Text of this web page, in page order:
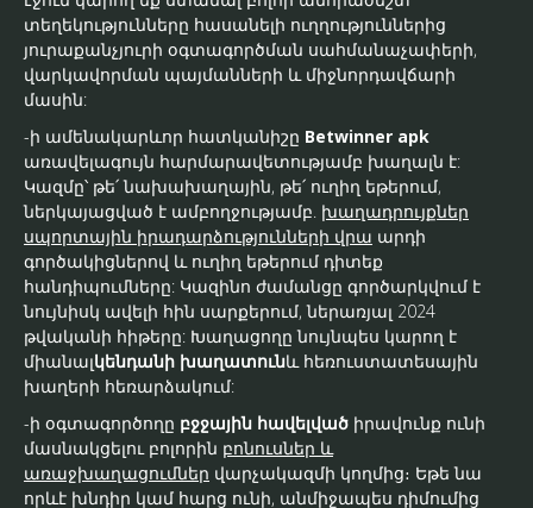
տեղեկությունները հասանելի ուղղություններից
յուրաքանչյուրի օգտագործման սահմանաչափերի,
վարկավորման պայմանների և միջնորդավճարի
մասին:
-ի ամենակարևոր հատկանիշը Betwinner apk
առավելագույն հարմարավետությամբ խաղալն է:
Կազմը՝ թե՛ նախախաղային, թե՛ ուղիղ եթերում,
ներկայացված է ամբողջությամբ. խաղադրույքներ
սպորտային իրադարձությունների վրա արդի
գործակիցներով և ուղիղ եթերում դիտեք
հանդիպումները: Կազինո ժամանցը գործարկվում է
նույնիսկ ավելի հին սարքերում, ներառյալ 2024
թվականի հիթերը: Խաղացողը նույնպես կարող է
միանալկենդանի խաղատունև հեռուստատեսային
խաղերի հեռարձակում:
-ի օգտագործողը բջջային հավելված իրավունք ունի
մասնակցելու բոլորին բոնուսներ և
առաջխաղացումներ վարչակազմի կողմից։ Եթե ​​նա
որևէ խնդիր կամ հարց ունի, անմիջապես դիմումից